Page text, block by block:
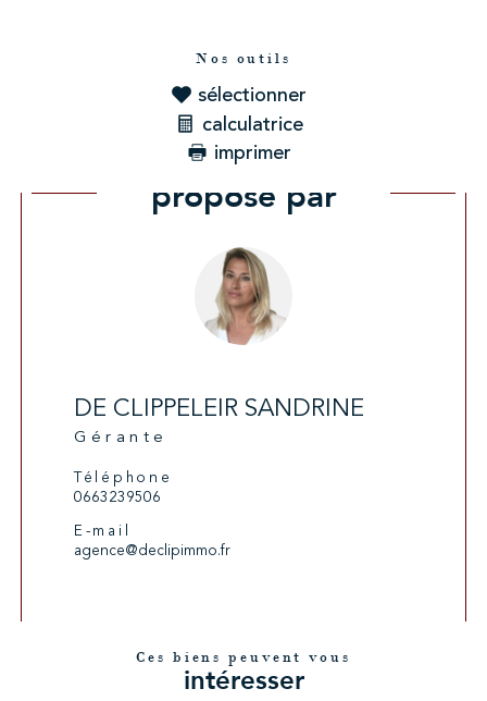
Nos outils
sélectionner
calculatrice
imprimer
Ce bien vous est
proposé par
DE CLIPPELEIR SANDRINE
Gérante
Téléphone
0663239506
E-mail
agence@declipimmo.fr
Ces biens peuvent vous
intéresser